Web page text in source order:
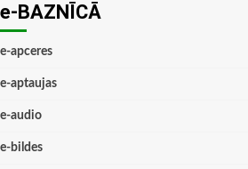
e-BAZNĪCĀ
e-apceres
e-aptaujas
e-audio
e-bildes